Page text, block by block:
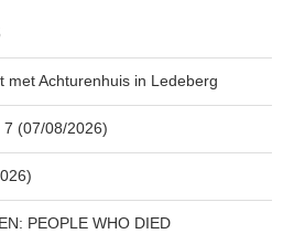
met Achturenhuis in Ledeberg
7 (07/08/2026)
PEOPLE WHO DIED